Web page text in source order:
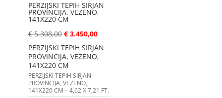
PERZIJSKI TEPIH SIRJAN
PROVINCIJA, VEZENO,
141X220 CM
€5.308,00 €3.450,00
PERZIJSKI TEPIH SIRJAN
PROVINCIJA, VEZENO,
141X220 CM
PERZIJSKI TEPIH SIRJAN
PROVINCIJA, VEZENO,
141X220 CM – 4,62 X 7,21 FT.